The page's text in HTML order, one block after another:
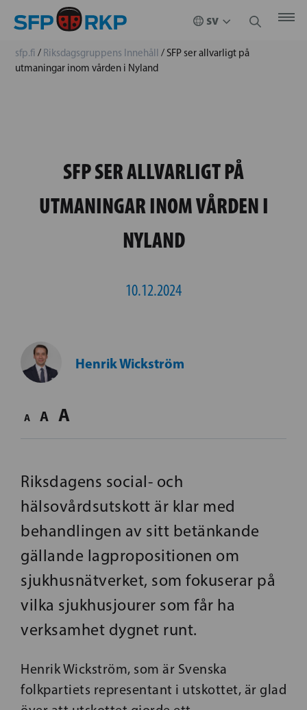
sfp.fi / Riksdagsgruppens Innehåll / SFP ser allvarligt på
utmaningar inom vården i Nyland
SFP SER ALLVARLIGT PÅ
UTMANINGAR INOM VÅRDEN I
NYLAND
10.12.2024
Henrik Wickström
A A A
Riksdagens social- och
hälsovårdsutskott är klar med
behandlingen av sitt betänkande
gällande lagpropositionen om
sjukhusnätverket, som fokuserar på
vilka sjukhusjourer som får ha
verksamhet dygnet runt.
Henrik Wickström, som är Svenska
folkpartiets representant i utskottet, är glad